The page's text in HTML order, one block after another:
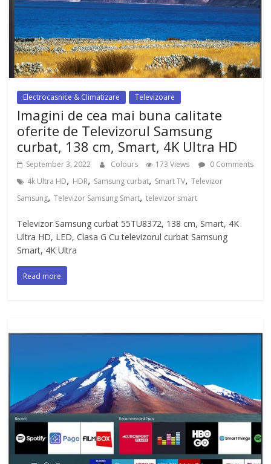
Electrocasnice & Climatizare Televizoare
Imagini de cea mai buna calitate
oferite de Televizorul Samsung
curbat, 138 cm, Smart, 4K Ultra HD
September 3, 2022 Colours 173 Views
0 Comments
4k Ultra HD, HDR, Samsung curbat, Smart TV,Televizor
Samsung,Televizor Samsung Smart,televizor smart
Televizor Samsung curbat 55TU8372, 138 cm, Smart, 4K
Ultra HD, LED, Clasa G Cu televizorul curbat Samsung
Smart, 4K Ultra
Read more